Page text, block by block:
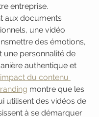
entreprise.
aux documents
une vidéo
des émotions,
une personnalité de
authentique et
du contenu
montre que les
utilisent des vidéos de
à se démarquer